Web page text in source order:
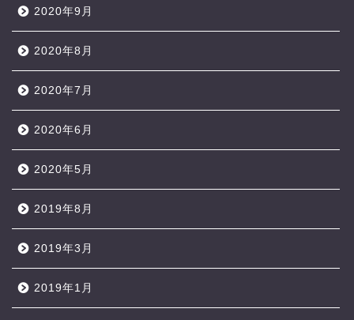
2020年9月
2020年8月
2020年7月
2020年6月
2020年5月
2019年8月
2019年3月
2019年1月